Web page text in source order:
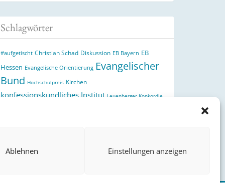
Ablehnen Einstellungen anzeigen
Schlagwörter
#aufgetischt Christian Schad Diskussion EB Bayern EB
Hessen Evangelische Orientierung Evangelischer
Bund Hochschulpreis Kirchen
konfessionskundliches Institut Leuenberger Konkordie